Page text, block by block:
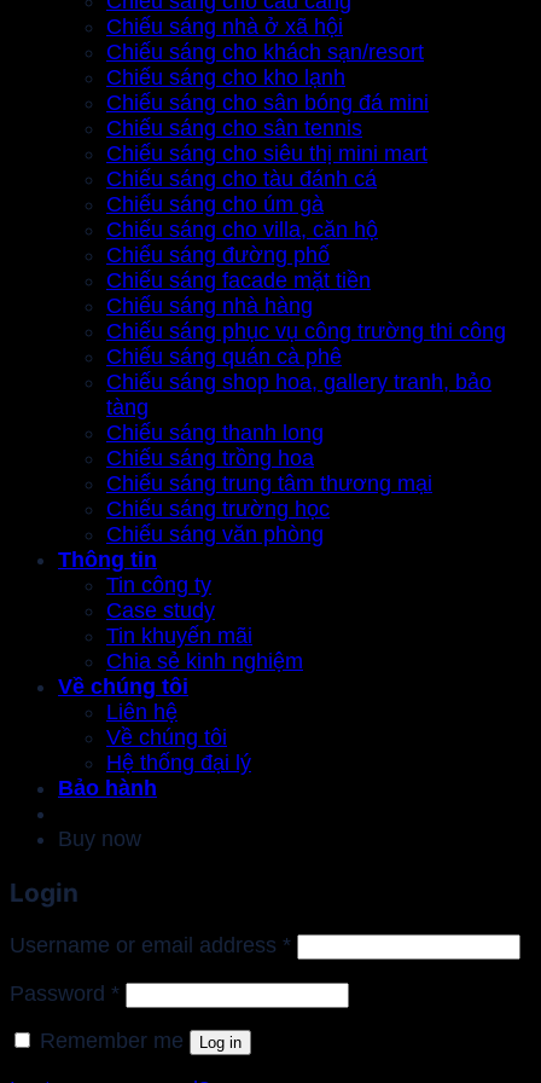
Chiếu sáng nhà ở xã hội
Chiếu sáng cho khách sạn/resort
Chiếu sáng cho kho lạnh
Chiếu sáng cho sân bóng đá mini
Chiếu sáng cho sân tennis
Chiếu sáng cho siêu thị mini mart
Chiếu sáng cho tàu đánh cá
Chiếu sáng cho úm gà
Chiếu sáng cho villa, căn hộ
Chiếu sáng đường phố
Chiếu sáng facade mặt tiền
Chiếu sáng nhà hàng
Chiếu sáng phục vụ công trường thi công
Chiếu sáng quán cà phê
Chiếu sáng shop hoa, gallery tranh, bảo
tàng
Chiếu sáng thanh long
Chiếu sáng trồng hoa
Chiếu sáng trung tâm thương mại
Chiếu sáng trường học
Chiếu sáng văn phòng
Thông tin
Tin công ty
Case study
Tin khuyến mãi
Chia sẻ kinh nghiệm
Về chúng tôi
Liên hệ
Về chúng tôi
Hệ thống đại lý
Bảo hành
Buy now
Login
Username or email address *Required
Password *Required
Remember me Log in